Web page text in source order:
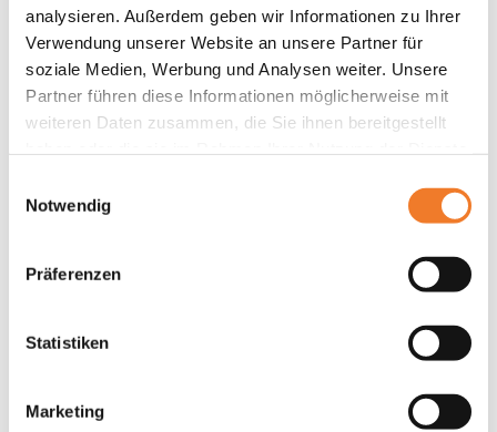
analysieren. Außerdem geben wir Informationen zu Ihrer
Verwendung unserer Website an unsere Partner für
soziale Medien, Werbung und Analysen weiter. Unsere
Partner führen diese Informationen möglicherweise mit
weiteren Daten zusammen, die Sie ihnen bereitgestellt
Notwendig
Präferenzen
Statistiken
Marketing